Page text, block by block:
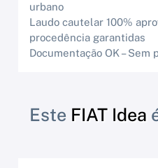
urbano
Laudo cautelar 100%
procedência garantidas
Documentação OK – Sem
Este FIAT Idea